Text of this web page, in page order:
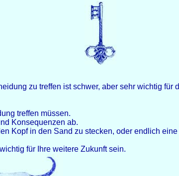
zu treffen ist schwer, aber sehr wichtig für
treffen müssen.
Konsequenzen ab.
Kopf in den Sand zu stecken, oder endlich
für Ihre weitere Zukunft sein.